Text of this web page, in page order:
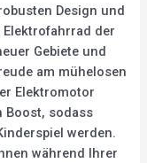
Design und
der
Gebiete und
am mühelosen
Elektromotor
Boost, sodass
werden.
während Ihrer